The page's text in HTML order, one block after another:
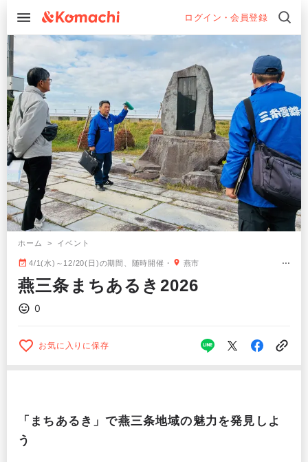
ログイン・会員登録
ホーム > イベント
4/1(水)～12/20(日)の期間、随時開催 燕市
燕三条まちあるき2026
0
お気に入りに保存
「まちあるき」で燕三条地域の魅力を発見しよ
う